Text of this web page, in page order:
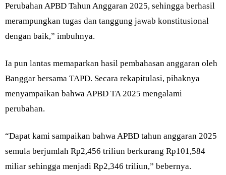
Perubahan APBD Tahun Anggaran 2025, sehingga berhasil
merampungkan tugas dan tanggung jawab konstitusional
dengan baik,” imbuhnya.
Ia pun lantas memaparkan hasil pembahasan anggaran oleh
Banggar bersama TAPD. Secara rekapitulasi, pihaknya
menyampaikan bahwa APBD TA 2025 mengalami
perubahan.
“Dapat kami sampaikan bahwa APBD tahun anggaran 2025
semula berjumlah Rp2,456 triliun berkurang Rp101,584
miliar sehingga menjadi Rp2,346 triliun,” bebernya.